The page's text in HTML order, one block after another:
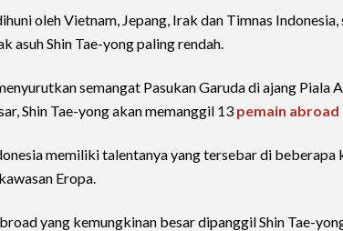
oleh Vietnam, Jepang, Irak dan Timnas Indonesia,
asuh Shin Tae-yong paling rendah.
semangat Pasukan Garuda di ajang Piala
Shin Tae-yong akan memanggil 13 pemain abroad
memiliki talentanya yang tersebar di beberapa
Eropa.
yang kemungkinan besar dipanggil Shin Tae-